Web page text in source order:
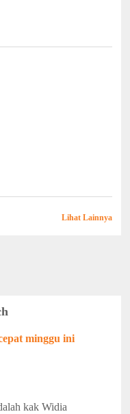
Lihat Lainnya
minggu ini
kak Widia